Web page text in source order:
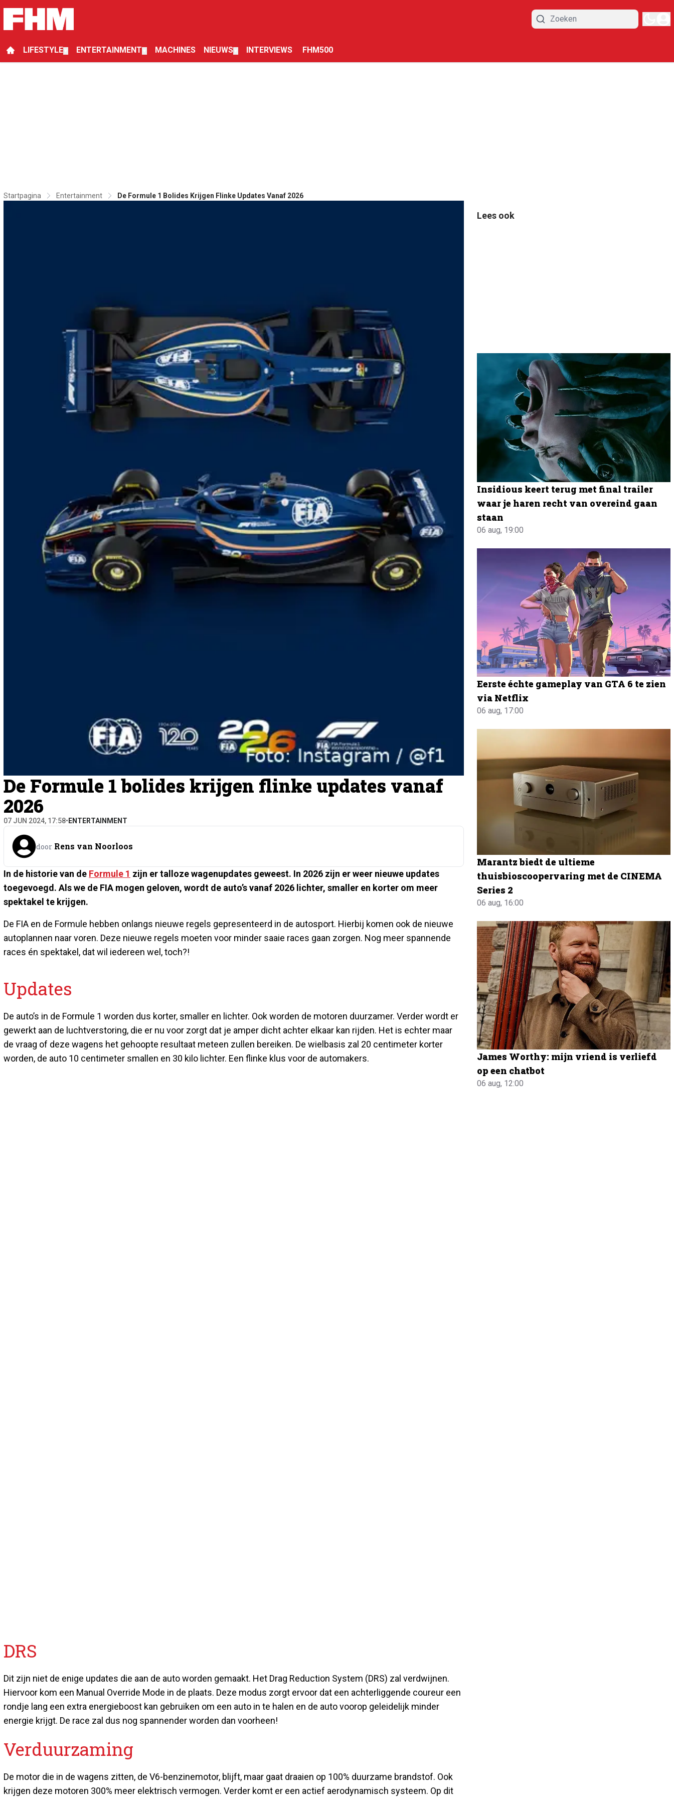
LIFESTYLE ENTERTAINMENT MACHINES NIEUWS INTERVIEWS FHM500
Startpagina Entertainment De Formule 1 Bolides Krijgen Flinke Updates Vanaf 2026
De Formule 1 bolides krijgen flinke updates vanaf
2026
07 JUN 2024, 17:58• ENTERTAINMENT
door Rens van Noorloos
In de historie van de Formule 1 zijn er talloze wagenupdates geweest. In 2026 zijn er weer nieuwe updates
toegevoegd. Als we de FIA mogen geloven, wordt de auto’s vanaf 2026 lichter, smaller en korter om meer
spektakel te krijgen.
De FIA en de Formule hebben onlangs nieuwe regels gepresenteerd in de autosport. Hierbij komen ook de nieuwe
autoplannen naar voren. Deze nieuwe regels moeten voor minder saaie races gaan zorgen. Nog meer spannende
races én spektakel, dat wil iedereen wel, toch?!
Updates
De auto’s in de Formule 1 worden dus korter, smaller en lichter. Ook worden de motoren duurzamer. Verder wordt er
gewerkt aan de luchtverstoring, die er nu voor zorgt dat je amper dicht achter elkaar kan rijden. Het is echter maar
de vraag of deze wagens het gehoopte resultaat meteen zullen bereiken. De wielbasis zal 20 centimeter korter
worden, de auto 10 centimeter smallen en 30 kilo lichter. Een flinke klus voor de automakers.
DRS
Dit zijn niet de enige updates die aan de auto worden gemaakt. Het Drag Reduction System (DRS) zal verdwijnen.
Hiervoor kom een Manual Override Mode in de plaats. Deze modus zorgt ervoor dat een achterliggende coureur een
rondje lang een extra energieboost kan gebruiken om een auto in te halen en de auto voorop geleidelijk minder
energie krijgt. De race zal dus nog spannender worden dan voorheen!
Verduurzaming
De motor die in de wagens zitten, de V6-benzinemotor, blijft, maar gaat draaien op 100% duurzame brandstof. Ook
krijgen deze motoren 300% meer elektrisch vermogen. Verder komt er een actief aerodynamisch systeem. Op dit
Lees ook
Insidious keert terug met final trailer
waar je haren recht van overeind gaan
staan
06 aug, 19:00
Eerste échte gameplay van GTA 6 te zien
via Netflix
06 aug, 17:00
Marantz biedt de ultieme
thuisbioscoopervaring met de CINEMA
Series 2
06 aug, 16:00
James Worthy: mijn vriend is verliefd
op een chatbot
06 aug, 12:00